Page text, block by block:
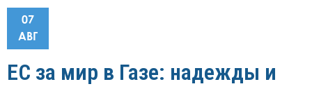
07
АВГ
ЕС за мир в Газе: надежды и